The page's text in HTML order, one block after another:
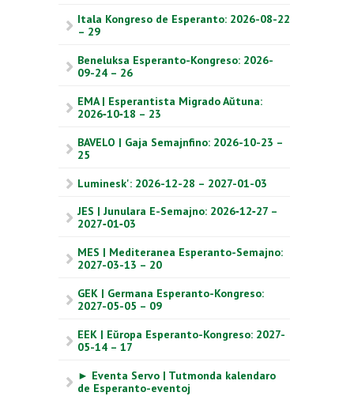
Itala Kongreso de Esperanto: 2026-08-22
– 29
Beneluksa Esperanto-Kongreso: 2026-
09-24 – 26
EMA | Esperantista Migrado Aŭtuna:
2026‑10‑18 – 23
BAVELO | Gaja Semajnfino: 2026-10-23 –
25
Luminesk': 2026-12-28 – 2027-01-03
JES | Junulara E-Semajno: 2026‑12‑27 –
2027‑01‑03
MES | Mediteranea Esperanto-Semajno:
2027-03-13 – 20
GEK | Germana Esperanto-Kongreso:
2027-05-05 – 09
EEK | Eŭropa Esperanto-Kongreso: 2027-
05-14 – 17
► Eventa Servo | Tutmonda kalendaro
de Esperanto-eventoj